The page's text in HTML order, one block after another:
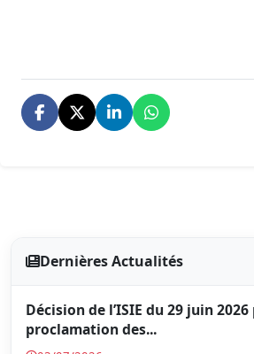
Dernières Actualités
Décision de l’ISIE du 29 juin
proclamation des...